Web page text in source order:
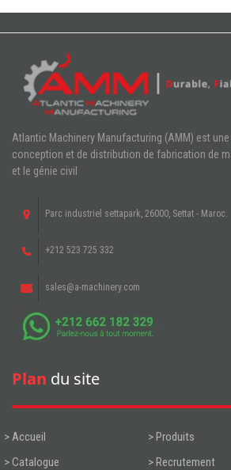
Atlantic Machinery Manufacturing (AMM) est
conception et de distribution de fabrication de
et le génie civil
Parc industriel settapark, 26000, Settat - Maroc.
+212 523 725 332
sales@a-machinery.com
Plan du site
> Accueil
> Produits
> Catalogue
> Recrutement